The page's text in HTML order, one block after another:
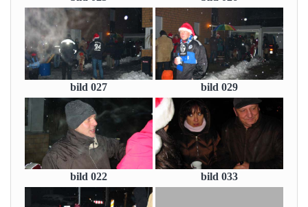
bild 027 bild 029
bild 022 bild 033